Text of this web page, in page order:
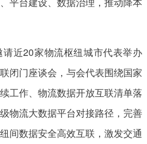
近20家物流枢纽城市代表举办
闭门座谈会，与会代表围绕国家
工作、物流数据开放互联清单落
物流大数据平台对接路径，完善
间数据安全高效互联，激发交通